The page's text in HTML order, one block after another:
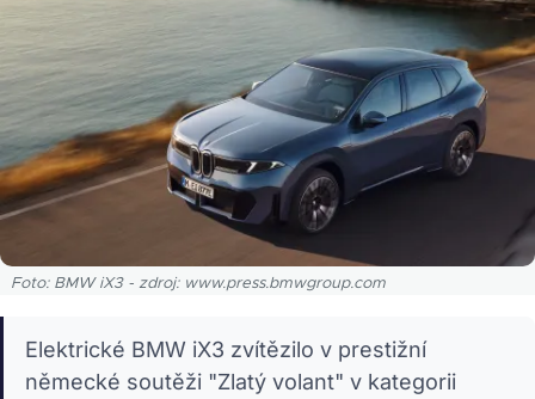
Foto: BMW iX3 - zdroj: www.press.bmwgroup.com
Elektrické BMW iX3 zvítězilo v prestižní
německé soutěži "Zlatý volant" v kategorii